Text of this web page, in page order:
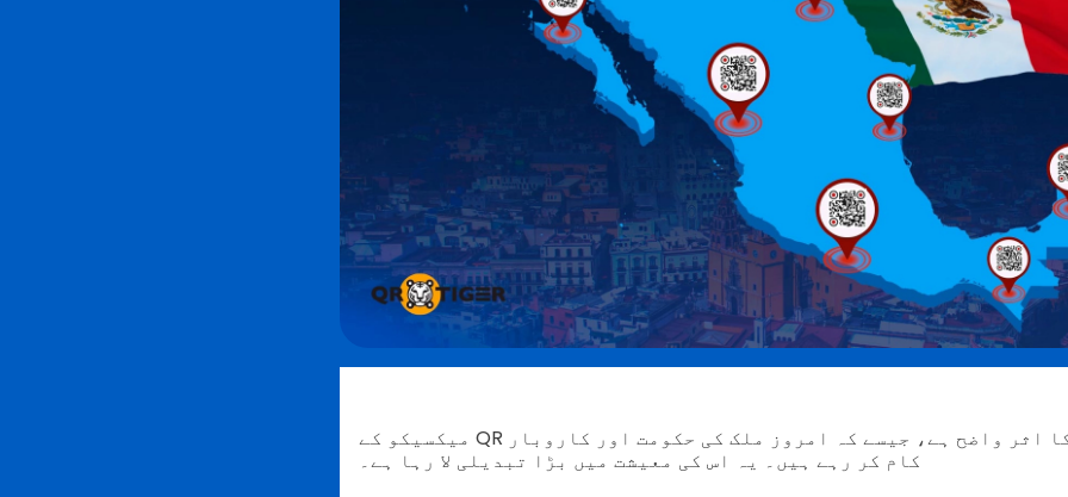
میکسیکو کے QR کوڈ کے انتخاب کا اثر واضح ہے، جیسے کہ امروز ملک کی حکومت اور کاروبار
کام کر رہے ہیں۔ یہ اس کی معیشت میں بڑا تبدیلی لا رہا ہے۔